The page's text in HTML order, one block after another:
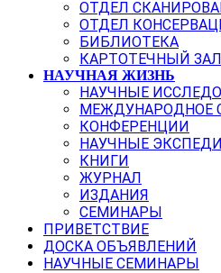
ОТДЕЛ
ОТДЕЛ
БИБЛИОТЕКА
КАРТОТЕЧНЫЙ ЗАЛ
НАУЧНАЯ ЖИЗНЬ
НАУЧНЫЕ
МЕЖДУНАРОДНОЕ
КОНФЕРЕНЦИИ
НАУЧНЫЕ
КНИГИ
ЖУРНАЛ
ИЗДАНИЯ
СЕМИНАРЫ
ПРИВЕТСТВИЕ
ДОСКА ОБЪЯВЛЕНИЙ
НАУЧНЫЕ СЕМИНАРЫ